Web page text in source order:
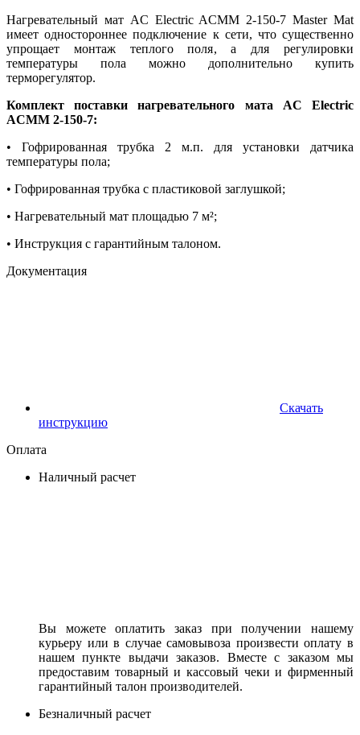
Нагревательный мат AC Electric ACMM 2-150-7 Master Mat
имеет одностороннее подключение к сети, что существенно
упрощает монтаж теплого поля, а для регулировки
температуры пола можно дополнительно купить
терморегулятор.
Комплект поставки нагревательного мата AC Electric
ACMM 2-150-7:
• Гофрированная трубка 2 м.п. для установки датчика
температуры пола;
• Гофрированная трубка с пластиковой заглушкой;
• Нагревательный мат площадью 7 м²;
• Инструкция с гарантийным талоном.
Документация
Скачать
инструкцию
Оплата
Наличный расчет
Вы можете оплатить заказ при получении нашему
курьеру или в случае самовывоза произвести оплату в
нашем пункте выдачи заказов. Вместе с заказом мы
предоставим товарный и кассовый чеки и фирменный
гарантийный талон производителей.
Безналичный расчет